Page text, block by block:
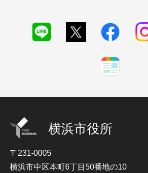
横浜市役所
〒231-0005
横浜市中区本町6丁目50番地の10